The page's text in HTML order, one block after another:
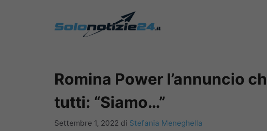
Romina Power l’annuncio
tutti: “Siamo…”
Settembre 1, 2022 di Stefania Meneghella